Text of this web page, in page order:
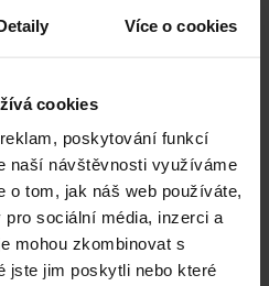
Více o cookies
cookies
poskytování funkcí
naší návštěvnosti využíváme
o tom, jak náš web používáte,
sociální média, inzerci a
mohou zkombinovat s
jste jim poskytli nebo které